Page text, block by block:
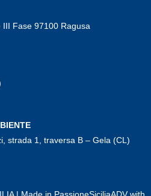
Fase 97100 Ragusa
strada 1, traversa B – Gela (CL)